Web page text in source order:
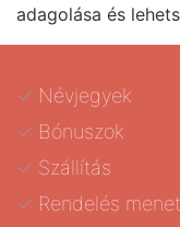
adagolása és
Névjegyek
Bónuszok
Szállítás
Rendelés